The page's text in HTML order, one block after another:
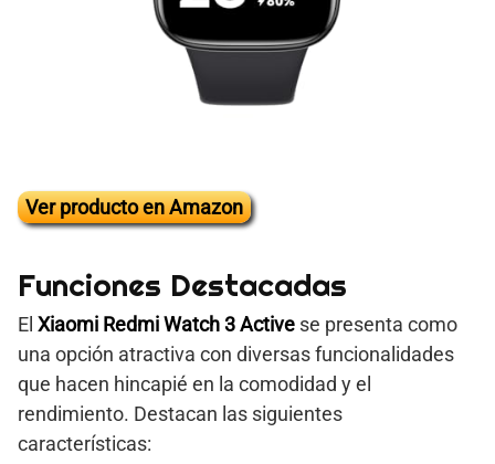
Ver producto en Amazon
Funciones Destacadas
El Xiaomi Redmi Watch 3 Active se presenta como
una opción atractiva con diversas funcionalidades
que hacen hincapié en la comodidad y el
rendimiento. Destacan las siguientes
características: